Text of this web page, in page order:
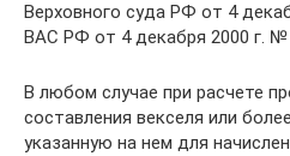
Верховного суда РФ от 4
ВАС РФ от 4 декабря 2000 г. №
В любом случае при расчете
составления векселя или
указанную на нем для